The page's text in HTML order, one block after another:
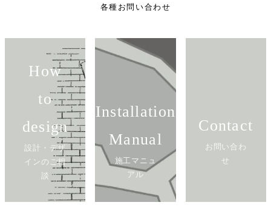
各種お問い合わせ
How
to
design
設計・デザ
インのご相
談
Installation
Manual
施工マニュ
アル
Contact
お問い合わ
せ